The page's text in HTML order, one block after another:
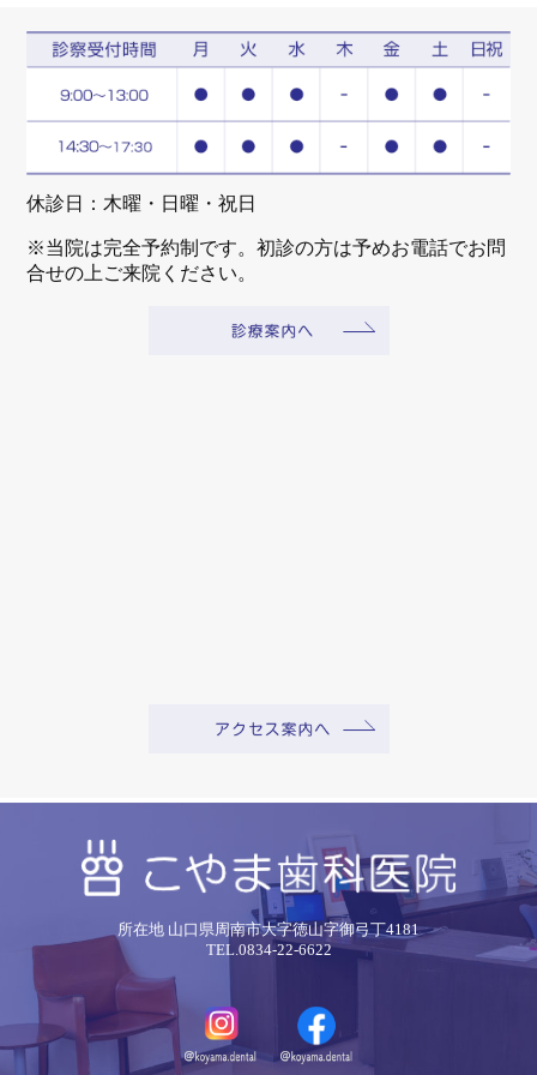
休診日：木曜・日曜・祝日
※当院は完全予約制です。初診の方は予めお電話でお問
合せの上ご来院ください。
所在地 山口県周南市大字徳山字御弓丁4181
TEL.0834-22-6622